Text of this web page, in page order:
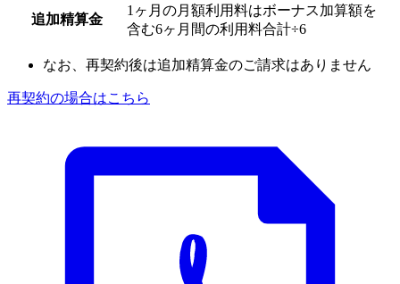
追加精算金
1ヶ月の月額利用料はボーナス加算額を
含む6ヶ月間の利用料合計÷6
なお、再契約後は追加精算金のご請求はありません
再契約の場合はこちら